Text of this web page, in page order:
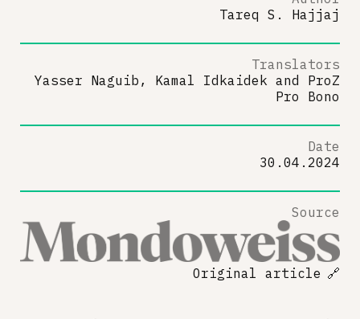
Tareq S. Hajjaj
Translators
Yasser Naguib, Kamal Idkaidek and ProZ
Pro Bono
Date
30.04.2024
Source
Original article 🔗